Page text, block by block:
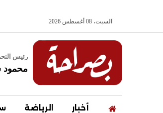
السبت، 08 أغسطس 2026
رئيس
محمود
أخبار الرياضة